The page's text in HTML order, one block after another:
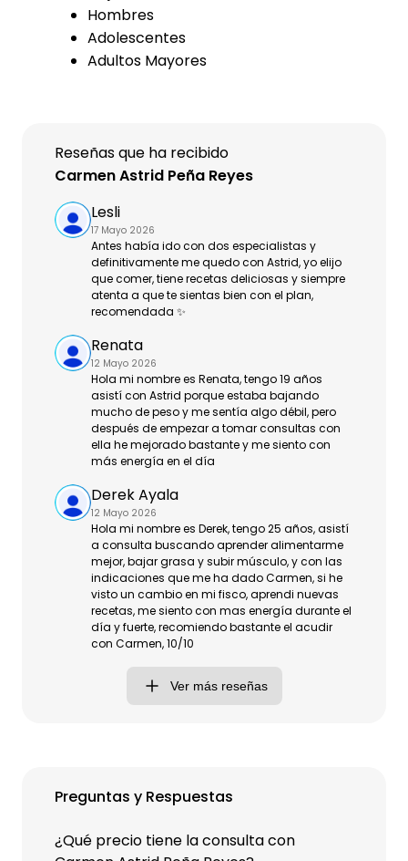
Hombres
Adolescentes
Adultos Mayores
Preguntas y Respuestas
¿Qué precio tiene la consulta con
Reseñas que ha recibido
Carmen Astrid Peña Reyes
Lesli
17 Mayo 2026
Antes había ido con dos especialistas y
definitivamente me quedo con Astrid, yo elijo
que comer, tiene recetas deliciosas y siempre
atenta a que te sientas bien con el plan,
recomendada ✨
Renata
12 Mayo 2026
Hola mi nombre es Renata, tengo 19 años
asistí con Astrid porque estaba bajando
mucho de peso y me sentía algo débil, pero
después de empezar a tomar consultas con
ella he mejorado bastante y me siento con
más energía en el día
Derek Ayala
12 Mayo 2026
Hola mi nombre es Derek, tengo 25 años, asistí
a consulta buscando aprender alimentarme
mejor, bajar grasa y subir músculo, y con las
indicaciones que me ha dado Carmen, si he
visto un cambio en mi fisco, aprendi nuevas
recetas, me siento con mas energía durante el
día y fuerte, recomiendo bastante el acudir
con Carmen, 10/10
Ver más reseñas